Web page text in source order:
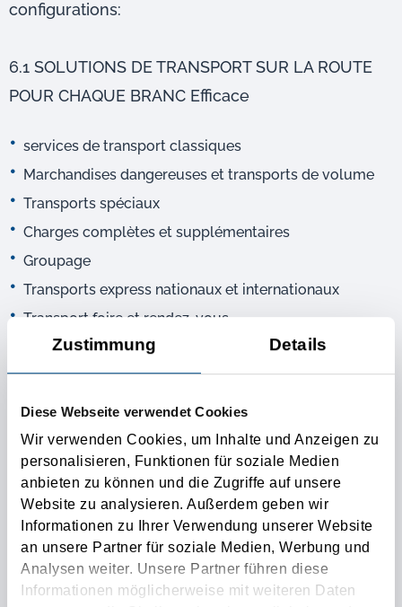
Zustimmung Details
Diese Webseite verwendet Cookies
Wir verwenden Cookies, um Inhalte und Anzeigen zu
personalisieren, Funktionen für soziale Medien
anbieten zu können und die Zugriffe auf unsere
Website zu analysieren. Außerdem geben wir
Informationen zu Ihrer Verwendung unserer Website
an unsere Partner für soziale Medien, Werbung und
Analysen weiter. Unsere Partner führen diese
Informationen möglicherweise mit weiteren Daten
configurations:
6.1 SOLUTIONS DE TRANSPORT SUR LA ROUTE
POUR CHAQUE BRANC Efficace
services de transport classiques
Marchandises dangereuses et transports de volume
Transports spéciaux
Charges complètes et supplémentaires
Groupage
Transports express nationaux et internationaux
Transport foire et rendez-vous
Également disponible à court terme et prêt pour une
utilisation immédiate
Document et dédouanement sur demande
6.2 UNE FLOTTE DE CAMIONS DE CONFIANCE
6.3 CONDUISEZ TOUJOURS LIBRE AVEC LA
VITESSE DU CAMION KLG24